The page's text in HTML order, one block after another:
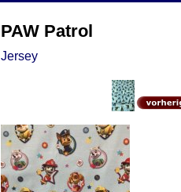
PAW Patrol
Jersey